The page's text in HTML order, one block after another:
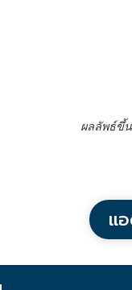
ผลลัพธ์ขึ้
แ